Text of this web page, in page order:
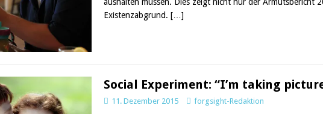
aushalten müssen. Dies zeigt nicht nur der Armutsbericht
Existenzabgrund. […]
Social Experiment: “I’m taking
11. Dezember 2015 forgsight-Redaktion